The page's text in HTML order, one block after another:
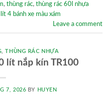
, thùng rác, thùng rác 60l nhựa
4 bánh xe màu xám
Leave a comment
, THÙNG RÁC NHỰA
lít nắp kín TR100
7, 2026 BY HUYEN